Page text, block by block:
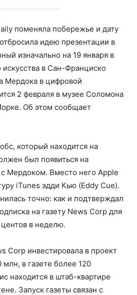
поменяла побережье и дату
идею презентации в
изначально на 19 января в
в Сан-Франциско
Мердока в цифровой
2 февраля в музее Соломона
Об этом сообщает
который находится на
был появиться на
Мердоком. Вместо него Apple
iTunes эдди Кью (Eddy Cue).
точно: как и подтверждал
на газету News Corp для
центов в неделю.
Corp инвестировала в проект
в газете более 120
находится в штаб-квартире
Запуск газеты связан с